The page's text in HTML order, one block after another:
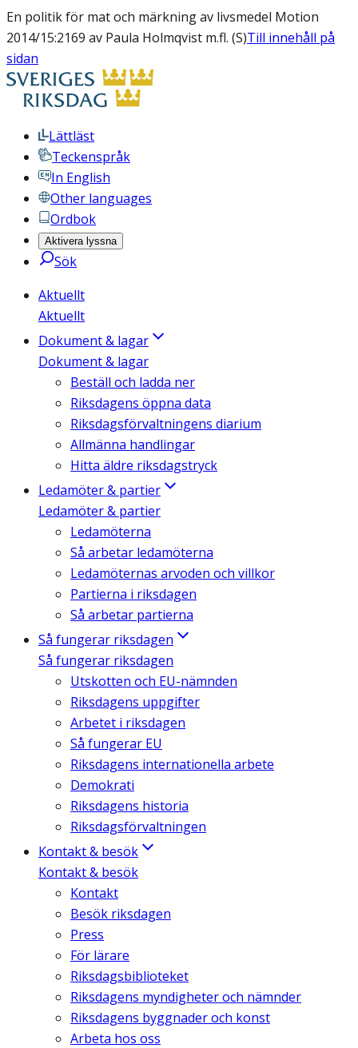
En politik för mat och märkning av livsmedel Motion
2014/15:2169 av Paula Holmqvist m.fl. (S)Till innehåll på
sidan
Lättläst
Teckenspråk
In English
Other languages
Ordbok
Aktivera lyssna
Sök
Aktuellt
Aktuellt
Dokument & lagar
Dokument & lagar
Beställ och ladda ner
Riksdagens öppna data
Riksdagsförvaltningens diarium
Allmänna handlingar
Hitta äldre riksdagstryck
Ledamöter & partier
Ledamöter & partier
Ledamöterna
Så arbetar ledamöterna
Ledamöternas arvoden och villkor
Partierna i riksdagen
Så arbetar partierna
Så fungerar riksdagen
Så fungerar riksdagen
Utskotten och EU-nämnden
Riksdagens uppgifter
Arbetet i riksdagen
Så fungerar EU
Riksdagens internationella arbete
Demokrati
Riksdagens historia
Riksdagsförvaltningen
Kontakt & besök
Kontakt & besök
Kontakt
Besök riksdagen
Press
För lärare
Riksdagsbiblioteket
Riksdagens myndigheter och nämnder
Riksdagens byggnader och konst
Arbeta hos oss